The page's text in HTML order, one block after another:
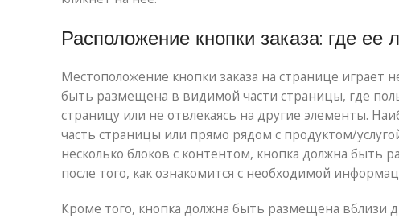
Расположение кнопки заказа: где ее
Местоположение кнопки заказа на странице
быть размещена в видимой части страницы, где
страницу или не отвлекаясь на другие элементы.
часть страницы или прямо рядом с продуктом/
несколько блоков с контентом, кнопка должна быть
после того, как ознакомится с необходимой
Кроме того, кнопка должна быть размещена вблизи